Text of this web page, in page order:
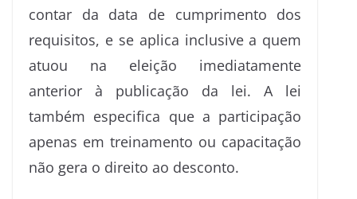
contar da data de cumprimento dos
requisitos, e se aplica inclusive a quem
atuou na eleição imediatamente
anterior à publicação da lei. A lei
também especifica que a participação
apenas em treinamento ou capacitação
não gera o direito ao desconto.